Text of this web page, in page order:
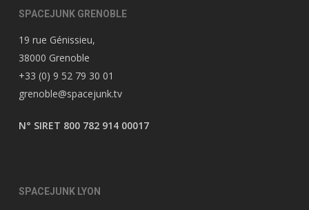
SPACEJUNK GRENOBLE
19 rue Génissieu,
38000 Grenoble
+33 (0) 9 52 79 30 01
grenoble@spacejunk.tv
N° SIRET 800 782 914 00017
SPACEJUNK LYON